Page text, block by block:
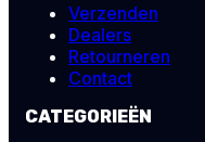
Verzenden
Dealers
Retourneren
Contact
CATEGORIEËN